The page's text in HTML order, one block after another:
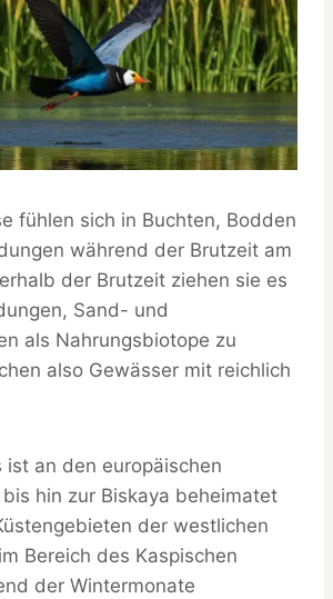
fühlen sich in Buchten, Bodden
während der Brutzeit am
der Brutzeit ziehen sie es
Sand- und
als Nahrungsbiotope zu
also Gewässer mit reichlich
ist an den europäischen
hin zur Biskaya beheimatet
der westlichen
Bereich des Kaspischen
der Wintermonate